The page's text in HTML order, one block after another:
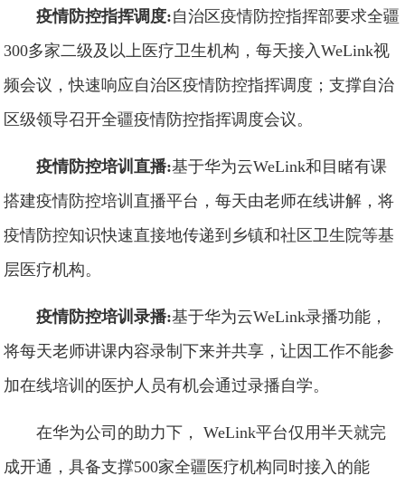
疫情防控指挥调度:自治区疫情防控指挥部要求全疆
300多家二级及以上医疗卫生机构，每天接入WeLink视
频会议，快速响应自治区疫情防控指挥调度；支撑自治
区级领导召开全疆疫情防控指挥调度会议。
疫情防控培训直播:基于华为云WeLink和目睹有课
搭建疫情防控培训直播平台，每天由老师在线讲解，将
疫情防控知识快速直接地传递到乡镇和社区卫生院等基
层医疗机构。
疫情防控培训录播:基于华为云WeLink录播功能，
将每天老师讲课内容录制下来并共享，让因工作不能参
加在线培训的医护人员有机会通过录播自学。
在华为公司的助力下， WeLink平台仅用半天就完
成开通，具备支撑500家全疆医疗机构同时接入的能